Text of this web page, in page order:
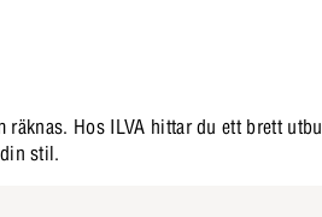
Hos ILVA hittar du ett brett
stil.